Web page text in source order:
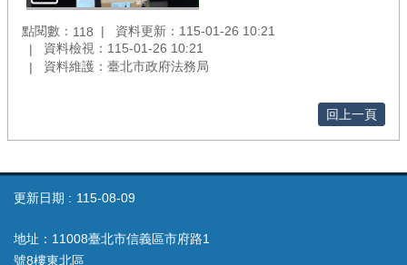
點閱數： 118
資料更新：115-01-26 10:21
資料檢視：115-01-26 10:21
資料維護：臺北市政府法務局
回上一頁
更新日期 115-08-09
地址：11008臺北市信義區市府路1
號8樓東北區